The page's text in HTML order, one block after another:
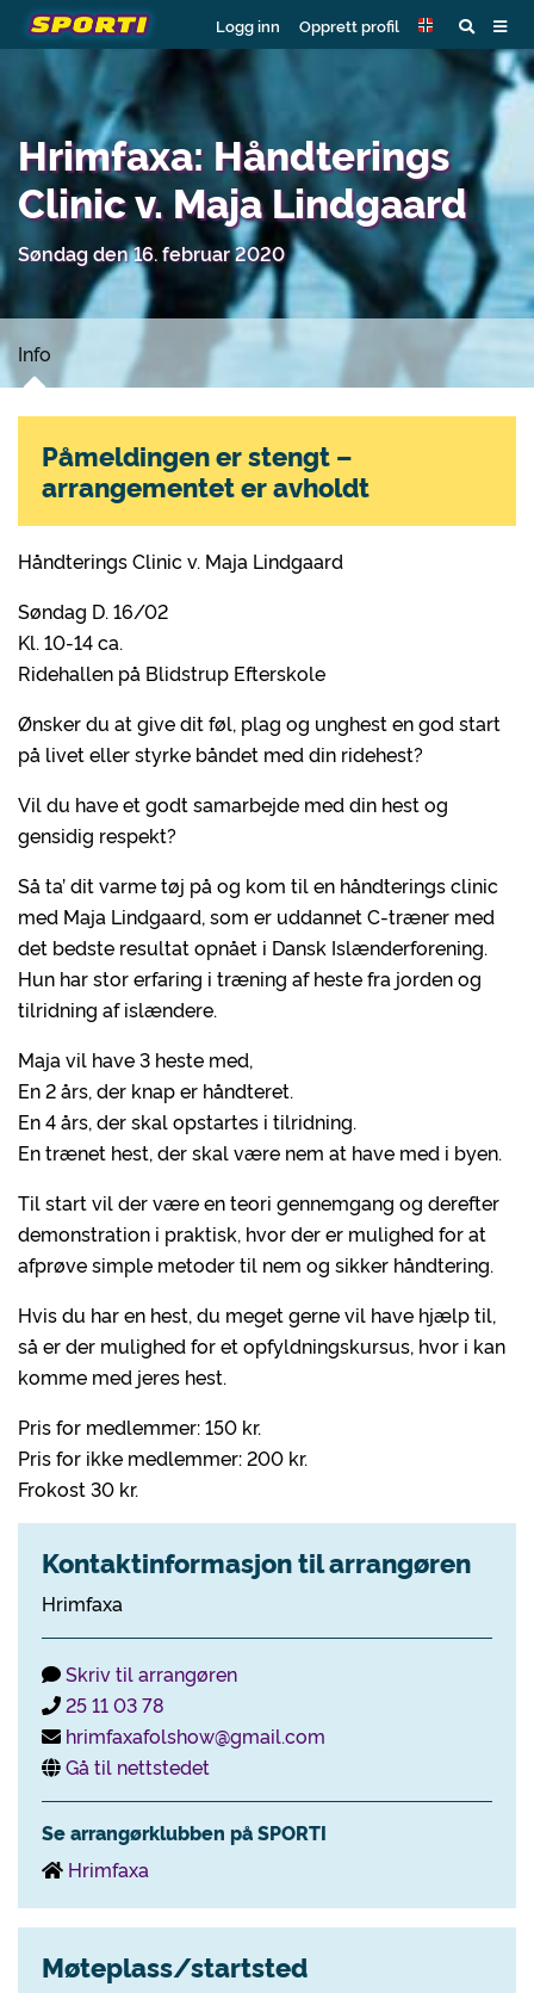
Logg inn Opprett profil
Hrimfaxa: Håndterings
Clinic v. Maja Lindgaard
Søndag den 16. februar 2020
Info
Håndterings Clinic v. Maja Lindgaard
Søndag D. 16/02
Kl. 10-14 ca.
Ridehallen på Blidstrup Efterskole
Ønsker du at give dit føl, plag og unghest en god start
på livet eller styrke båndet med din ridehest?
Vil du have et godt samarbejde med din hest og
gensidig respekt?
Så ta’ dit varme tøj på og kom til en håndterings clinic
med Maja Lindgaard, som er uddannet C-træner med
det bedste resultat opnået i Dansk Islænderforening.
Hun har stor erfaring i træning af heste fra jorden og
tilridning af islændere.
Maja vil have 3 heste med,
En 2 års, der knap er håndteret.
En 4 års, der skal opstartes i tilridning.
En trænet hest, der skal være nem at have med i byen.
Til start vil der være en teori gennemgang og derefter
demonstration i praktisk, hvor der er mulighed for at
afprøve simple metoder til nem og sikker håndtering.
Hvis du har en hest, du meget gerne vil have hjælp til,
så er der mulighed for et opfyldningskursus, hvor i kan
komme med jeres hest.
Pris for medlemmer: 150 kr.
Pris for ikke medlemmer: 200 kr.
Frokost 30 kr.
Kontaktinformasjon til arrangøren
Hrimfaxa
Skriv til arrangøren
25 11 03 78
hrimfaxafolshow@gmail.com
Gå til nettstedet
Se arrangørklubben på SPORTI
Hrimfaxa
Møteplass/startsted
Påmeldingen er stengt –
arrangementet er avholdt